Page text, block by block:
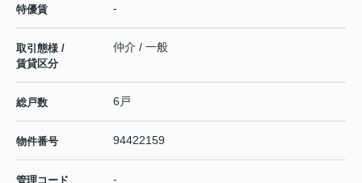
特優賃 -
取引態様 /
賃貸区分
仲介 / 一般
総戸数 6戸
物件番号 94422159
管理コード -